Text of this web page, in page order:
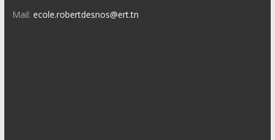
Mail: ecole.robertdesnos@ert.tn